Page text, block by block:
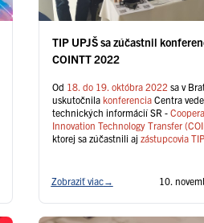
TIP UPJŠ sa zúčastnil
COINTT 2022
Od 18. do 19. októbra 2022 sa v
uskutočnila konferenciaCentra
technických informácií SR -
Innovation Technology Transfer
ktorej sa zúčastnili aj zástupcovia
Zobraziť viac→ 10.